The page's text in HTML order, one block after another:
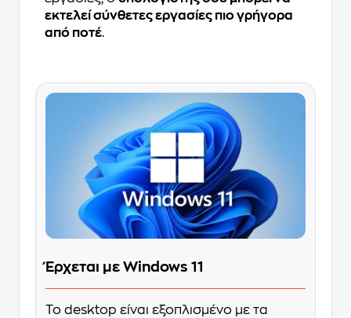
εκτελεί σύνθετες εργασίες πιο γρήγορα
από ποτέ.
Έρχεται με Windows 11
Το desktop είναι εξοπλισμένο με τα